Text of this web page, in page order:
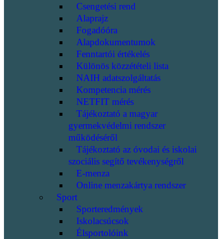
Csengetési rend
Alaprajz
Fogadóóra
Alapdokumentumok
Fenntartói értékelés
Különös közzétételi lista
NAIH adatszolgáltatás
Kompetencia mérés
NETFIT mérés
Tájékoztató a magyar
gyermekvédelmi rendszer
működéséről
Tájékoztató az óvodai és iskolai
szociális segítő tevékenységről
E-menza
Online menzakártya rendszer
Sport
Sporteredmények
Iskolacsúcsok
Élsportolóink